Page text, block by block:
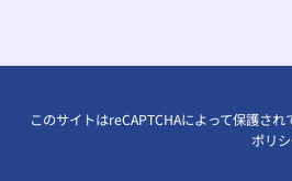
このサイトはreCAPTCHAによって保護さ
ポリ